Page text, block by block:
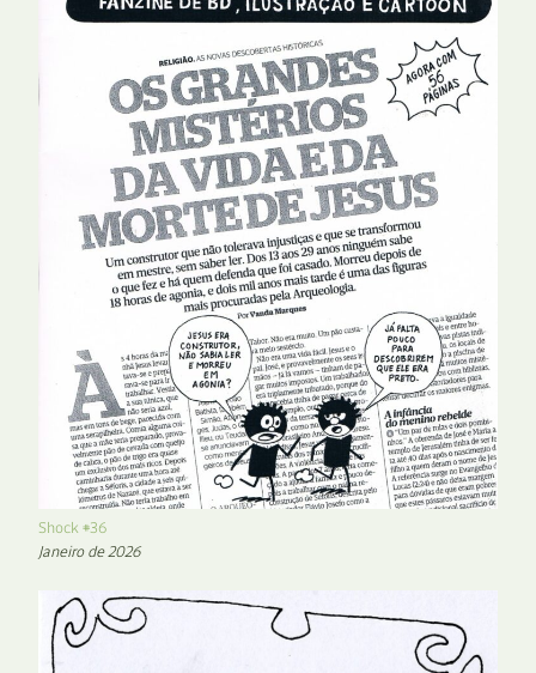
Shock #36
Janeiro de 2026